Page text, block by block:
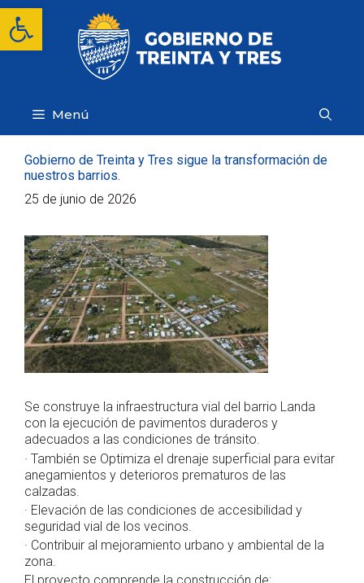
Abrir barra de herramientas
Saltar
contenido
Menú
Gobierno de Treinta y Tres sigue la transformación de
nuestros barrios.
25 de junio de 2026
Se construye la infraestructura vial del barrio Landa
con la ejecución de pavimentos duraderos y
adecuados a las condiciones de tránsito.
· También se Optimiza el drenaje superficial para evitar
anegamientos y deterioros prematuros de las
calzadas.
· Elevación de las condiciones de accesibilidad y
seguridad vial de los vecinos.
· Contribuir al mejoramiento urbano y ambiental de la
zona.